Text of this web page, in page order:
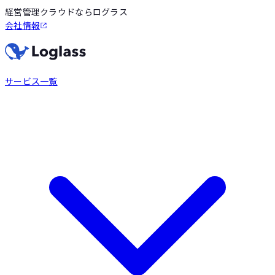
経営管理クラウドならログラス
会社情報
サービス一覧